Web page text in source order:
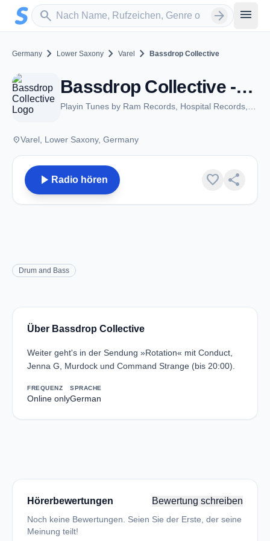
Zum Hauptinhalt springen
search
Sender suchen arrow_forward menu
Germany chevron_right Lower Saxony chevron_right Varel chevron_right Bassdrop Collective
Bassdrop Collective - Varel
placeVarel, Lower Saxony, Germany
play_arrow Radio hören favorite share
Drum and Bass
Über Bassdrop Collective
Weiter geht's in der Sendung »Rotation« mit Conduct,
Jenna G, Murdock und Command Strange (bis 20:00).
FREQUENZ
Online only
SPRACHE
German
Hörerbewertungen Bewertung schreiben
Noch keine Bewertungen. Seien Sie der Erste, der seine
Meinung teilt!